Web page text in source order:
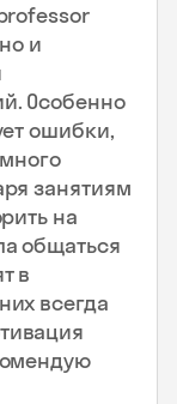
и
Особенно
ошибки,
занятиям
на
общаться
в
всегда